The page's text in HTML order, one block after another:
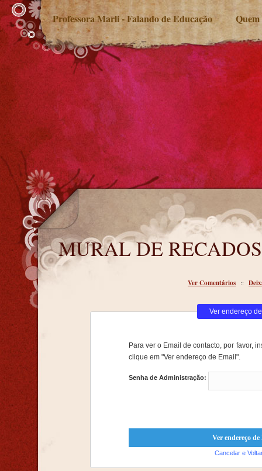
Professora Marli - Falando de Educação Quem
MURAL DE RECADOS
MURAL DE RECADOS
Ver Comentários ::
Ver endereço
Para ver o Email de contacto, por favor,
clique em "Ver endereço de Email".
Senha de Administração:
Cancelar e